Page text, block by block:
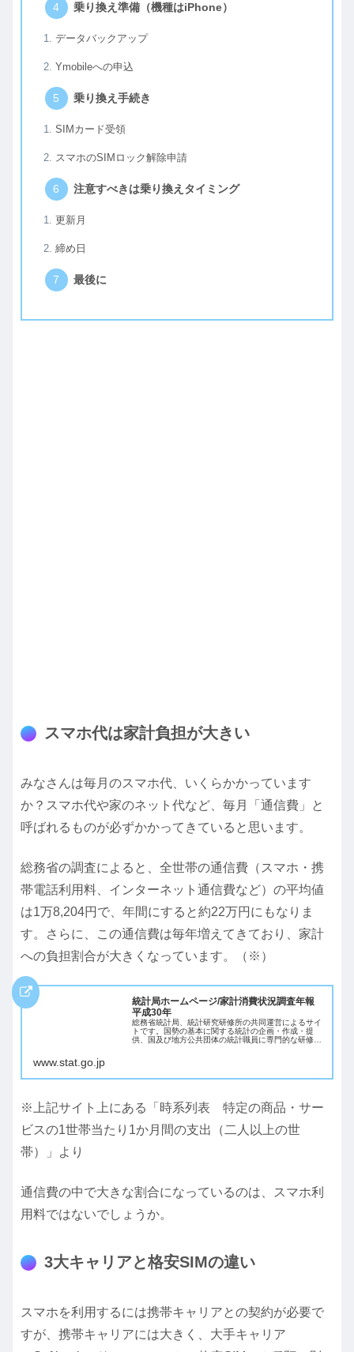
乗り換え準備（機種はiPhone）
データバックアップ
Ymobileへの申込
乗り換え手続き
SIMカード受領
スマホのSIMロック解除申請
注意すべきは乗り換えタイミング
更新月
締め日
最後に
スマホ代は家計負担が大きい
みなさんは毎月のスマホ代、いくらかかっています
か？スマホ代や家のネット代など、毎月「通信費」と
呼ばれるものが必ずかかってきていると思います。
総務省の調査によると、全世帯の通信費（スマホ・携
帯電話利用料、インターネット通信費など）の平均値
は1万8,204円で、年間にすると約22万円にもなりま
す。さらに、この通信費は毎年増えてきており、家計
への負担割合が大きくなっています。（※）
統計局ホームページ/家計消費状況調査年報
平成30年
総務省統計局、統計研究研修所の共同運営によるサイ
トです。国勢の基本に関する統計の企画・作成・提
供、国及び地方公共団体の統計職員に専門的な研修を
www.stat.go.jp
※上記サイト上にある「時系列表 特定の商品・サー
ビスの1世帯当たり1か月間の支出（二人以上の世
帯）」より
通信費の中で大きな割合になっているのは、スマホ利
用料ではないでしょうか。
3大キャリアと格安SIMの違い
スマホを利用するには携帯キャリアとの契約が必要で
すが、携帯キャリアには大きく、大手キャリア